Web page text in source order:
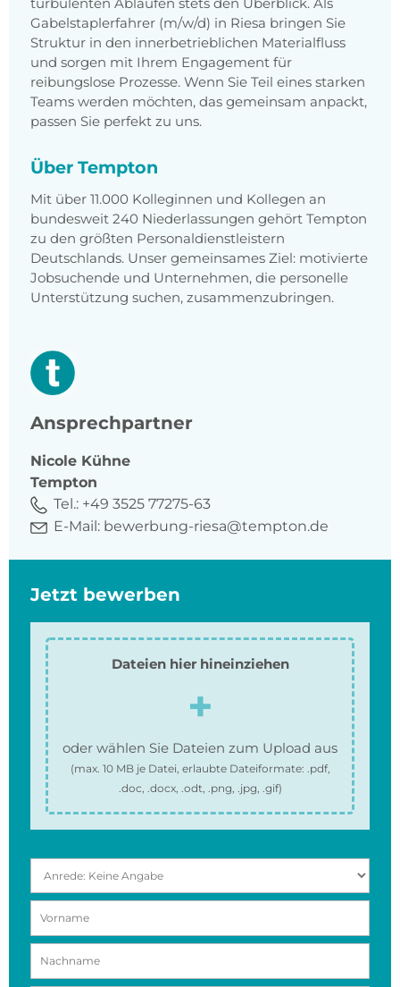
turbulenten Abläufen stets den Überblick. Als
Gabelstaplerfahrer (m/w/d) in Riesa bringen Sie
Struktur in den innerbetrieblichen Materialfluss
und sorgen mit Ihrem Engagement für
reibungslose Prozesse. Wenn Sie Teil eines starken
Teams werden möchten, das gemeinsam anpackt,
passen Sie perfekt zu uns.
Über Tempton
Mit über 11.000 Kolleginnen und Kollegen an
bundesweit 240 Niederlassungen gehört Tempton
zu den größten Personaldienstleistern
Deutschlands. Unser gemeinsames Ziel: motivierte
Jobsuchende und Unternehmen, die personelle
Unterstützung suchen, zusammenzubringen.
Ansprechpartner
Nicole Kühne
Tempton
Tel.: +49 3525 77275-63
E-Mail: bewerbung-riesa@tempton.de
Jetzt bewerben
Dateien hier hineinziehen
oder wählen Sie Dateien zum Upload aus
(max. 10 MBje Datei, erlaubte Dateiformate: .pdf,
.doc, .docx, .odt, .png, .jpg, .gif)